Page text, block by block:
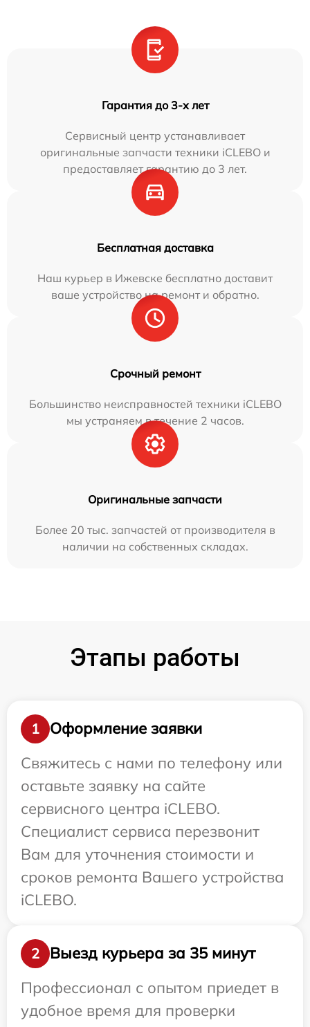
Гарантия до 3-х лет
Сервисный центр устанавливает
оригинальные запчасти техники iCLEBO и
предоставляет гарантию до 3 лет.
Бесплатная доставка
Наш курьер в Ижевске бесплатно доставит
ваше устройство на ремонт и обратно.
Срочный ремонт
Большинство неисправностей техники iCLEBO
мы устраняем в течение 2 часов.
Оригинальные запчасти
Более 20 тыс. запчастей от производителя в
наличии на собственных складах.
Этапы работы
1
Оформление заявки
Свяжитесь с нами по телефону или
оставьте заявку на сайте
сервисного центра iCLEBO.
Специалист сервиса перезвонит
Вам для уточнения стоимости и
сроков ремонта Вашего устройства
iCLEBO.
2
Выезд курьера за 35 минут
Профессионал с опытом приедет в
удобное время для проверки